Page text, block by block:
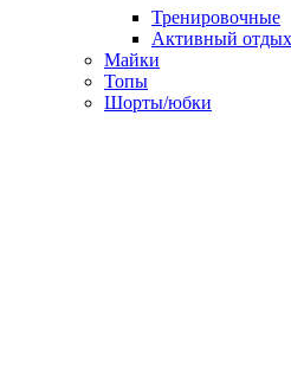
Тренировочные
Активный отдых
Майки
Топы
Шорты/юбки